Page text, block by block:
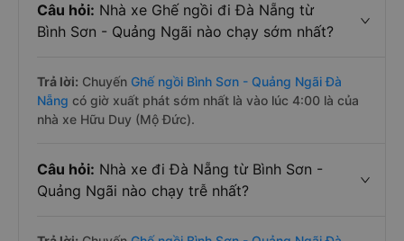
Câu hỏi: Nhà xe Ghế ngồi đi Đà Nẵng từ
Bình Sơn - Quảng Ngãi nào chạy sớm nhất?
Trả lời: Chuyến Ghế ngồi Bình Sơn - Quảng Ngãi Đà
Nẵng có giờ xuất phát sớm nhất là vào lúc 4:00 là của
nhà xe Hữu Duy (Mộ Đức).
Câu hỏi: Nhà xe đi Đà Nẵng từ Bình Sơn -
Quảng Ngãi nào chạy trễ nhất?